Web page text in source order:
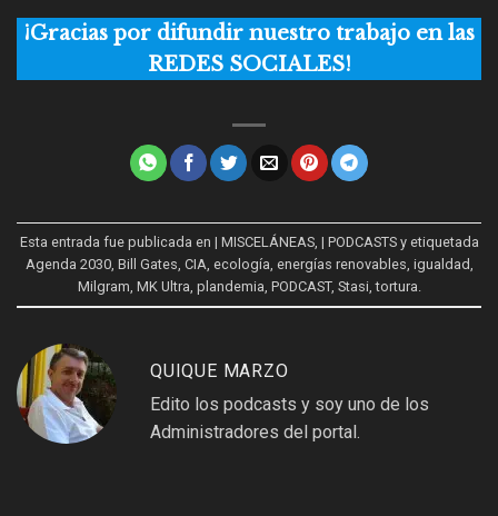
¡Gracias por difundir nuestro trabajo en las
REDES SOCIALES!
Esta entrada fue publicada en | MISCELÁNEAS, | PODCASTSy etiquetada
Agenda 2030, Bill Gates CIA ecología energías renovables igualdad
Milgram MK Ultra plandemia PODCAST, Stasi ,tortura
QUIQUE MARZO
Edito los podcasts y soy uno de los
Administradores del portal.